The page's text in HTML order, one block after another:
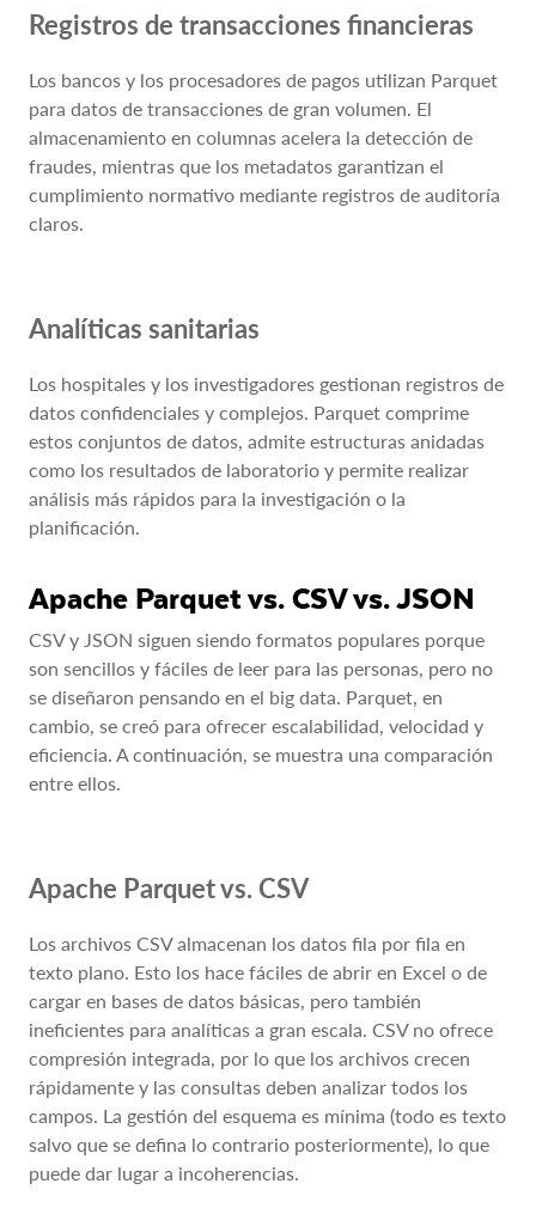
Registros de transacciones financieras
Los bancos y los procesadores de pagos utilizan Parquet
para datos de transacciones de gran volumen. El
almacenamiento en columnas acelera la detección de
fraudes, mientras que los metadatos garantizan el
cumplimiento normativo mediante registros de auditoría
claros.
Analíticas sanitarias
Los hospitales y los investigadores gestionan registros de
datos confidenciales y complejos. Parquet comprime
estos conjuntos de datos, admite estructuras anidadas
como los resultados de laboratorio y permite realizar
análisis más rápidos para la investigación o la
planificación.
Apache Parquet vs. CSV vs. JSON
CSV y JSON siguen siendo formatos populares porque
son sencillos y fáciles de leer para las personas, pero no
se diseñaron pensando en el big data. Parquet, en
cambio, se creó para ofrecer escalabilidad, velocidad y
eficiencia. A continuación, se muestra una comparación
entre ellos.
Apache Parquet vs. CSV
Los archivos CSV almacenan los datos fila por fila en
texto plano. Esto los hace fáciles de abrir en Excel o de
cargar en bases de datos básicas, pero también
ineficientes para analíticas a gran escala. CSV no ofrece
compresión integrada, por lo que los archivos crecen
rápidamente y las consultas deben analizar todos los
campos. La gestión del esquema es mínima (todo es texto
salvo que se defina lo contrario posteriormente), lo que
puede dar lugar a incoherencias.